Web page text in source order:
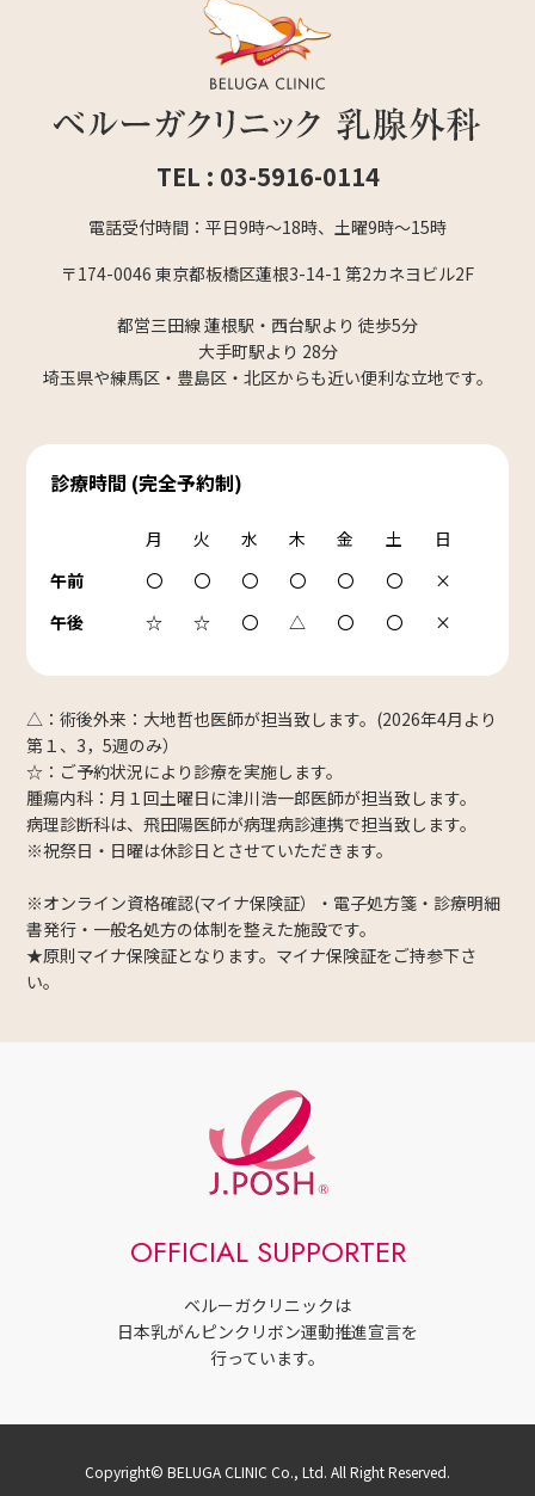
TEL : 03-5916-0114
電話受付時間：平日9時〜18時、土曜9時〜15時
〒174-0046 東京都板橋区蓮根3-14-1 第2カネヨビル2F
都営三田線 蓮根駅・西台駅より 徒歩5分
大手町駅より 28分
埼玉県や練馬区・豊島区・北区からも近い便利な立地です。
診療時間 (完全予約制)
月 火 水 木 金 土
日
午前
〇 〇 〇 〇 〇 〇
×
午後
☆ ☆ 〇 △ 〇 〇 ×
△：術後外来：大地哲也医師が担当致します。(2026年4月より
第１、3，5週のみ）
☆：ご予約状況により診療を実施します。
腫瘍内科：月１回土曜日に津川浩一郎医師が担当致します。
病理診断科は、飛田陽医師が病理病診連携で担当致します。
※祝祭日・日曜は休診日とさせていただきます。
※オンライン資格確認(マイナ保険証）・電子処方箋・診療明細
書発行・一般名処方の体制を整えた施設です。
★原則マイナ保険証となります。マイナ保険証をご持参下さ
い。
OFFICIAL SUPPORTER
ベルーガクリニックは
日本乳がんピンクリボン運動推進宣言を
行っています。
Copyright© BELUGA CLINIC Co., Ltd. All Right Reserved.